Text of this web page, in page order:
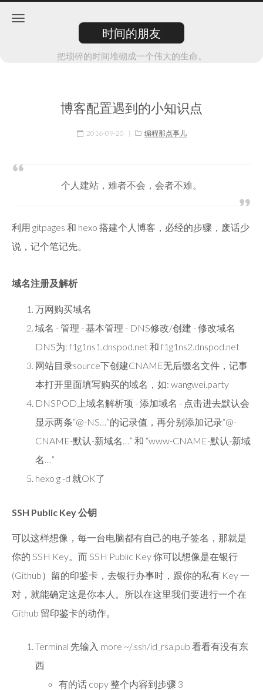
时间的朋友
把琐碎的时间堆砌成一个伟大的生命。
博客配置遇到的小知识点
2016-09-20 | 编程那点事儿
个人建站，难者不会，会者不难。
利用 gitpages 和 hexo 搭建个人博客，必经的步骤，废话少
说，记个笔记先。
域名注册及解析
万网购买域名
域名 - 管理 - 基本管理 - DNS修改/创建 - 修改域名
DNS为: f1g1ns1.dnspod.net 和 f1g1ns2.dnspod.net
网站目录source下创建CNAME无后缀名文件，记事
本打开里面填写购买的域名，如: wangwei.party
DNSPOD上域名解析项 - 添加域名 - 点击进去默认会
显示两条“@-NS…”的记录值，再分别添加记录“@-
CNAME-默认-新域名…” 和 “www-CNAME-默认-新域
名…”
hexo g -d 就OK了
SSH Public Key 公钥
可以这样想像，每一台电脑都有自己的电子签名，那就是
你的 SSH Key。而 SSH Public Key 你可以想像是在银行
(Github）留的印鉴卡，去银行办事时，跟你的私有 Key 一
对，就能确定这是你本人。所以在这里我们要进行一个在
Github 留印鉴卡的动作。
Terminal 先输入 more ~/.ssh/id_rsa.pub 看看有没有东
西
有的话 copy 整个内容到步骤 3